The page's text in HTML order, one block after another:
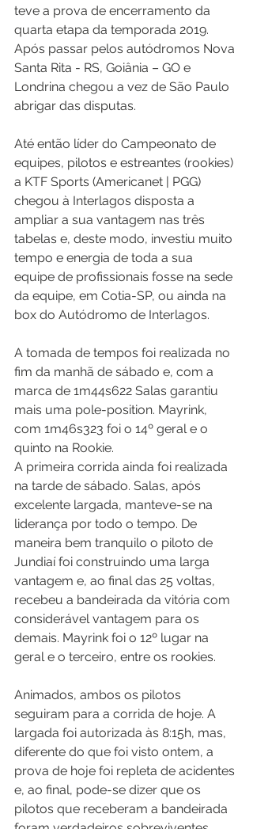
teve a prova de encerramento da
quarta etapa da temporada 2019.
Após passar pelos autódromos Nova
Santa Rita - RS, Goiânia – GO e
Londrina chegou a vez de São Paulo
abrigar das disputas.
Até então líder do Campeonato de
equipes, pilotos e estreantes (rookies)
a KTF Sports (Americanet | PGG)
chegou à Interlagos disposta a
ampliar a sua vantagem nas três
tabelas e, deste modo, investiu muito
tempo e energia de toda a sua
equipe de profissionais fosse na sede
da equipe, em Cotia-SP, ou ainda na
box do Autódromo de Interlagos.
A tomada de tempos foi realizada no
fim da manhã de sábado e, com a
marca de 1m44s622 Salas garantiu
mais uma pole-position. Mayrink,
com 1m46s323 foi o 14º geral e o
quinto na Rookie.
A primeira corrida ainda foi realizada
na tarde de sábado. Salas, após
excelente largada, manteve-se na
liderança por todo o tempo. De
maneira bem tranquilo o piloto de
Jundiaí foi construindo uma larga
vantagem e, ao final das 25 voltas,
recebeu a bandeirada da vitória com
considerável vantagem para os
demais. Mayrink foi o 12º lugar na
geral e o terceiro, entre os rookies.
Animados, ambos os pilotos
seguiram para a corrida de hoje. A
largada foi autorizada às 8:15h, mas,
diferente do que foi visto ontem, a
prova de hoje foi repleta de acidentes
e, ao final, pode-se dizer que os
pilotos que receberam a bandeirada